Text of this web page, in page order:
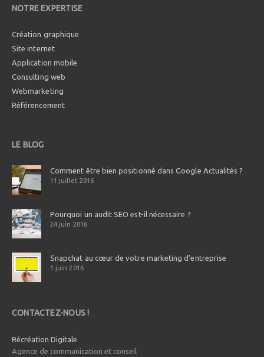
NOTRE EXPERTISE
Création graphique
Site internet
Application mobile
Consulting web
Webmarketing
Référencement
LE BLOG
Comment être bien positionné dans Google Actualités ?
11 juillet 2016
Pourquoi un audit SEO est-il nécessaire ?
24 juin 2016
Snapchat au cœur de votre marketing d’entreprise
1 juin 2016
CONTACTEZ-NOUS !
Récréation Digitale
Agence de communication et conseil